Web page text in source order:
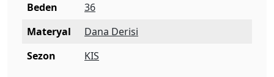
Beden
36
Materyal
Dana Derisi
Sezon
KIS